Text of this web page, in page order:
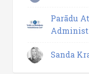
Parādu
Sanda